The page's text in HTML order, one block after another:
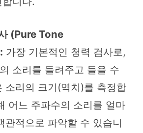
(Pure Tone
가장 기본적인 청력 검사로,
소리를 들려주고 들을 수
소리의 크기(역치)를 측정합
어느 주파수의 소리를 얼마
관적으로 파악할 수 있습니